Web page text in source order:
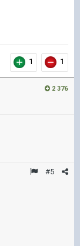
1 1
2 376
#5